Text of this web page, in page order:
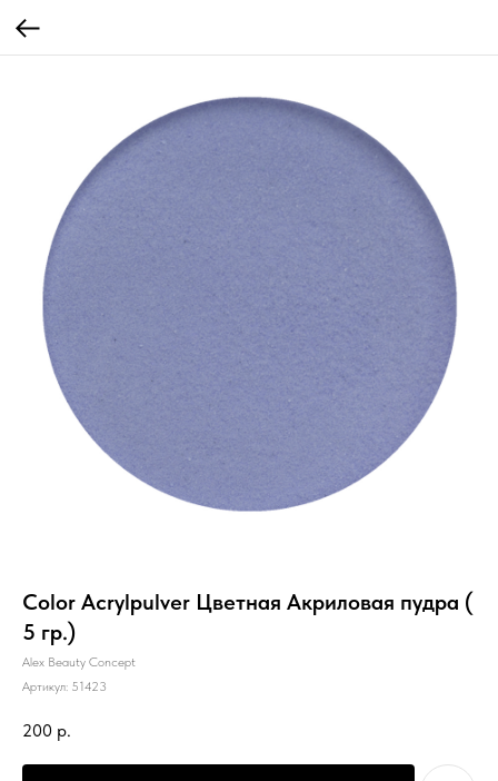
Color Acrylpulver Цветная Акриловая пудра (
5 гр.)
Alex Beauty Concept
Артикул: 51423
200 р.